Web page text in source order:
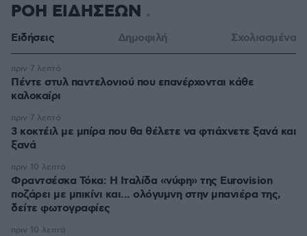
ΡΟΗ ΕΙΔΗΣΕΩΝ
Ειδήσεις Δημοφιλή Σχολιασμένα
Πέντε στυλ παντελονιού που επανέρχονται κάθε
καλοκαίρι
πριν 7 λεπτά
3 κοκτέιλ με μπίρα που θα θέλετε να φτιάχνετε ξανά και
ξανά
πριν 7 λεπτά
Φραντσέσκα Τόκα: Η Ιταλίδα «νύφη» της Eurovision
ποζάρει με μπικίνι και... ολόγυμνη στην μπανιέρα της,
δείτε φωτογραφίες
πριν 10 λεπτά
πριν 10 λεπτά